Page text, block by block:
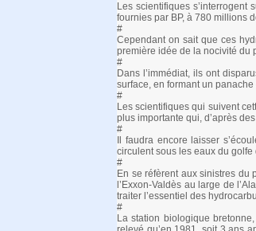
Les scientifiques
fournies par BP, à 780 millions
#
Cependant on sait que ces
première idée de la nocivité du
#
Dans l’immédiat, ils ont
surface, en formant un
#
Les scientifiques qui suivent
plus importante qui, d’après
#
Il faudra encore laisser
circulent sous les eaux du
#
En se réfèrent aux sinistres du
l’Exxon-Valdès au large de
traiter l’essentiel des
#
La station biologique